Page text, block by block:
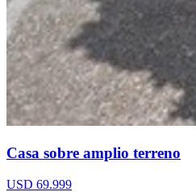
Casa sobre amplio terreno
USD 69.999